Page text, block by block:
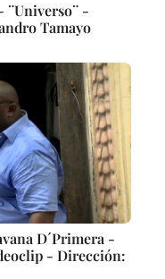
¨Universo¨ -
Tamayo
D´Primera -
- Dirección: